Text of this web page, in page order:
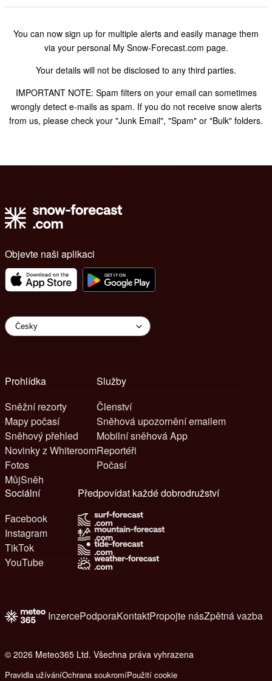
You can now sign up for multiple alerts and easily manage them
via your personal My Snow-Forecast.com page.
Your details will not be disclosed to any third parties.
IMPORTANT NOTE: Spam filters on your email can sometimes
wrongly detect e-mails as spam. If you do not receive snow alerts
from us, please check your "Junk Email", "Spam" or "Bulk" folders.
Objevte naši aplikaci
Prohlídka
Sněžní rezorty
Mapy počasí
Sněhový přehled
Novinky z Whiteroom
Fotos
MůjSněh
Služby
Členství
Sněhová upozornění emailem
Mobilní sněhová App
Reportéři
Počasí
Sociální
Facebook
Instagram
TikTok
YouTube
Předpovídat každé dobrodružství
InzercePodporaKontaktPropojte násZpětná vazba
© 2026 Meteo365 Ltd. Všechna práva vyhrazena
Pravidla užíváníOchrana soukromíPoužití cookie